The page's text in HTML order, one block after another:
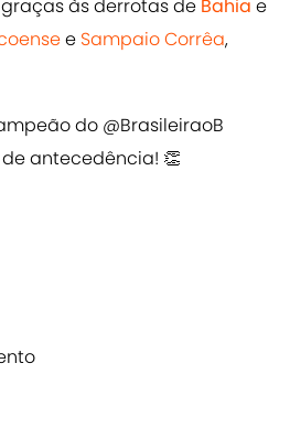
às derrotas de Bahia e
e Sampaio Corrêa,
do @BrasileiraoB
antecedência! 👏